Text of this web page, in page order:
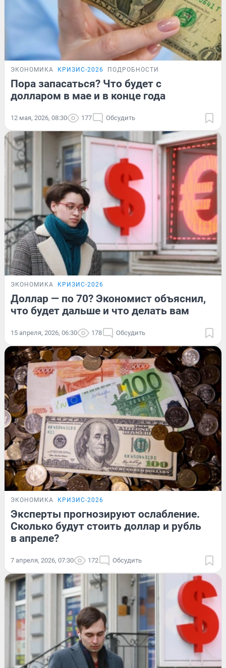
ЭКОНОМИКА КРИЗИС-2026 ПОДРОБНОСТИ
Пора запасаться? Что будет с
долларом в мае и в конце года
12 мая, 2026, 08:30 177 Обсудить
ЭКОНОМИКА КРИЗИС-2026
Доллар — по 70? Экономист объяснил,
что будет дальше и что делать вам
15 апреля, 2026, 06:30 178 Обсудить
ЭКОНОМИКА КРИЗИС-2026
Эксперты прогнозируют ослабление.
Сколько будут стоить доллар и рубль
в апреле?
7 апреля, 2026, 07:30 172 Обсудить